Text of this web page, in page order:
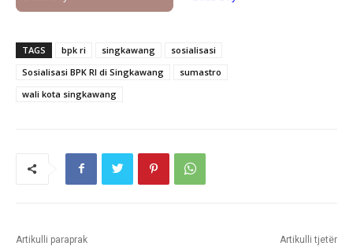
TAGS bpk ri singkawang
sosialisasi
Sosialisasi BPK RI di Singkawang
sumastro
wali kota singkawang
Artikulli paraprak Artikulli tjetër